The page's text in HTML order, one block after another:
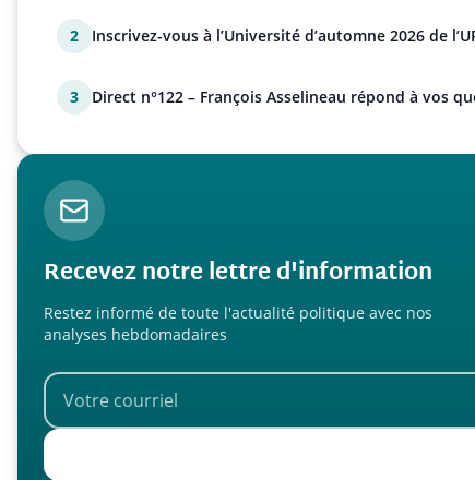
2 Inscrivez-vous à l’Université d’automne 2026 de
3 Direct n°122 – François Asselineau répond à vos
Recevez notre lettre d'information
Restez informé de toute l'actualité politique avec nos
analyses hebdomadaires